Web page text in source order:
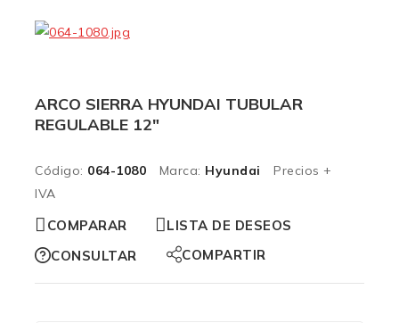
ARCO SIERRA HYUNDAI TUBULAR
REGULABLE 12″
Código: 064-1080 Marca: Hyundai Precios +
IVA
COMPARAR
LISTA DE DESEOS
CONSULTAR
COMPARTIR